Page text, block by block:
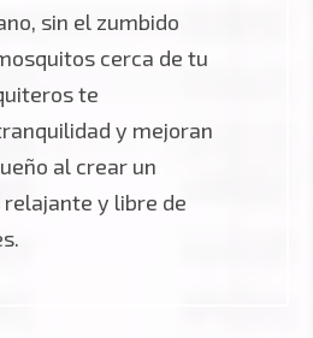
sin el zumbido
cerca de tu
te
y mejoran
al crear un
y libre de